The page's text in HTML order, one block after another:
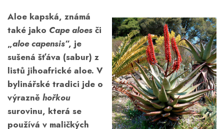
Aloe kapská, známá
také jako Cape aloes či
„aloe capensis“, je
sušená šťáva (sabur) z
listů jihoafrické aloe. V
bylinářské tradici jde o
výrazně hořkou
surovinu, která se
používá v maličkých